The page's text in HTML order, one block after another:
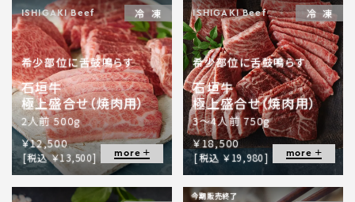
ISHIGAKI Beef 冷凍
希少部位に舌鼓鳴らす
石垣牛
極上盛合せ（焼肉用）
2人前 500g
￥12,500
[税込 ￥13,500] more
ISHIGAKI Beef 冷凍
希少部位に舌鼓鳴らす
石垣牛
極上盛合せ（焼肉用）
3～4人前 750g
￥18,500
[税込 ￥19,980] more
今期販売終了